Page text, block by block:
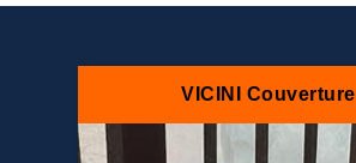
VICINI Couverture